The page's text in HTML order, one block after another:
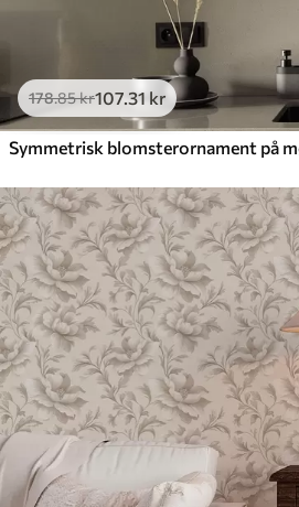
178.85kr107.31 kr